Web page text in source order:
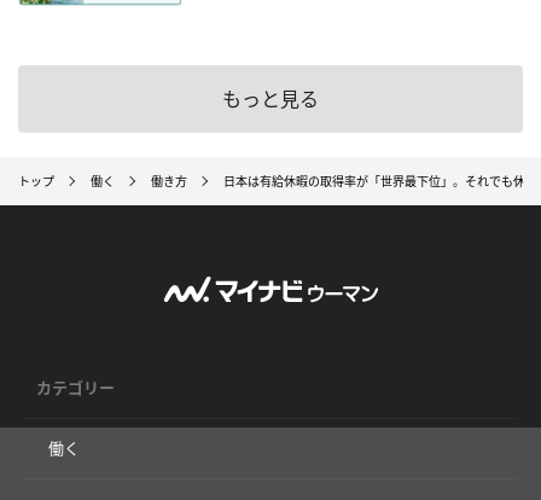
もっと見る
トップ 働く 働き方 日本は有給休暇の取得率が「世界最下位」。それでも休
カテゴリー
働く